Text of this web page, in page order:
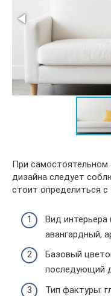
При самостоятельном
дизайна следует
стоит определиться
Вид интерьера
авангардный,
Базовый
последующий
Тип фактуры: